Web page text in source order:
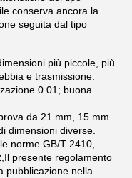
conserva ancora la
seguita dal tipo
più piccole, più
e trasmissione.
0.01; buona
da 21 mm, 15 mm
dimensioni diverse.
norme GB/T 2410,
Il presente regolamento
pubblicazione nella